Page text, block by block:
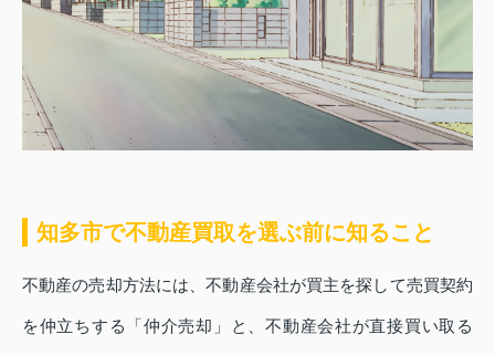
知多市で不動産買取を選ぶ前に知ること
不動産の売却方法には、不動産会社が買主を探して売買契約
を仲立ちする「仲介売却」と、不動産会社が直接買い取る